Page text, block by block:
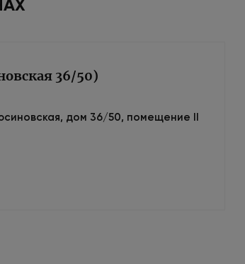
36/50)
дом 36/50, помещение II